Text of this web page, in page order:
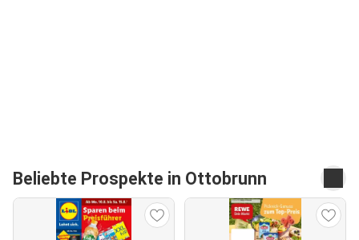
Beliebte Prospekte in Ottobrunn